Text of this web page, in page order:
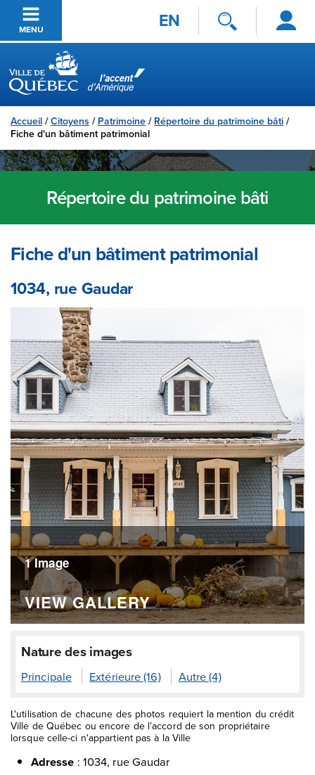
Passer au contenu principal
MENU EN
Se
connecter
Ville de Québec
Accueil /Citoyens / Patrimoine / Répertoire du patrimoine bâti /
Fiche d'un bâtiment patrimonial
Répertoire du patrimoine bâti
Fiche d'un bâtiment patrimonial
1034, rue Gaudar
1 Image
VIEW GALLERY
Nature des images
Principale Extérieure (16) Autre (4)
L'utilisation de chacune des photos requiert la mention du crédit
Ville de Québec ou encore de l’accord de son propriétaire
lorsque celle-ci n'appartient pas à la Ville
Adresse : 1034, rue Gaudar